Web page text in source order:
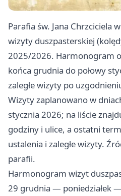
Parafia św. Jana Chrzciciela
wizyty duszpasterskiej
2025/2026. Harmonogram
końca grudnia do połowy
zaległe wizyty po
Wizyty zaplanowano w
stycznia 2026; na liście
godziny i ulice, a ostatni
ustalenia i zaległe wizyty.
parafii.
Harmonogram wizyt
29 grudnia — poniedziałek